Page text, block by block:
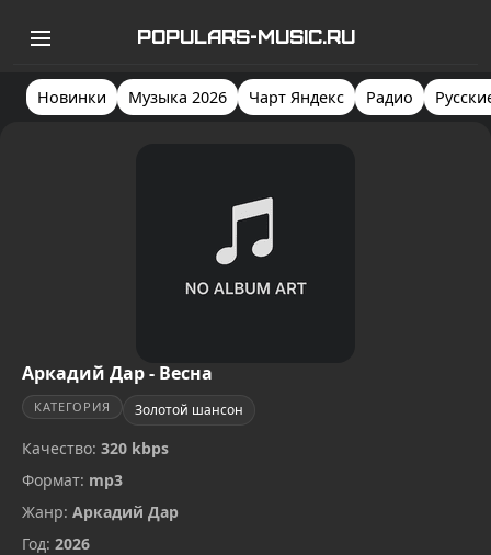
POPULARS-MUSIC.RU
Новинки Музыка 2026 Чарт Яндекс Радио
Аркадий Дар - Весна
КАТЕГОРИЯ Золотой шансон
Качество: 320 kbps
Формат: mp3
Жанр: Аркадий Дар
Год: 2026